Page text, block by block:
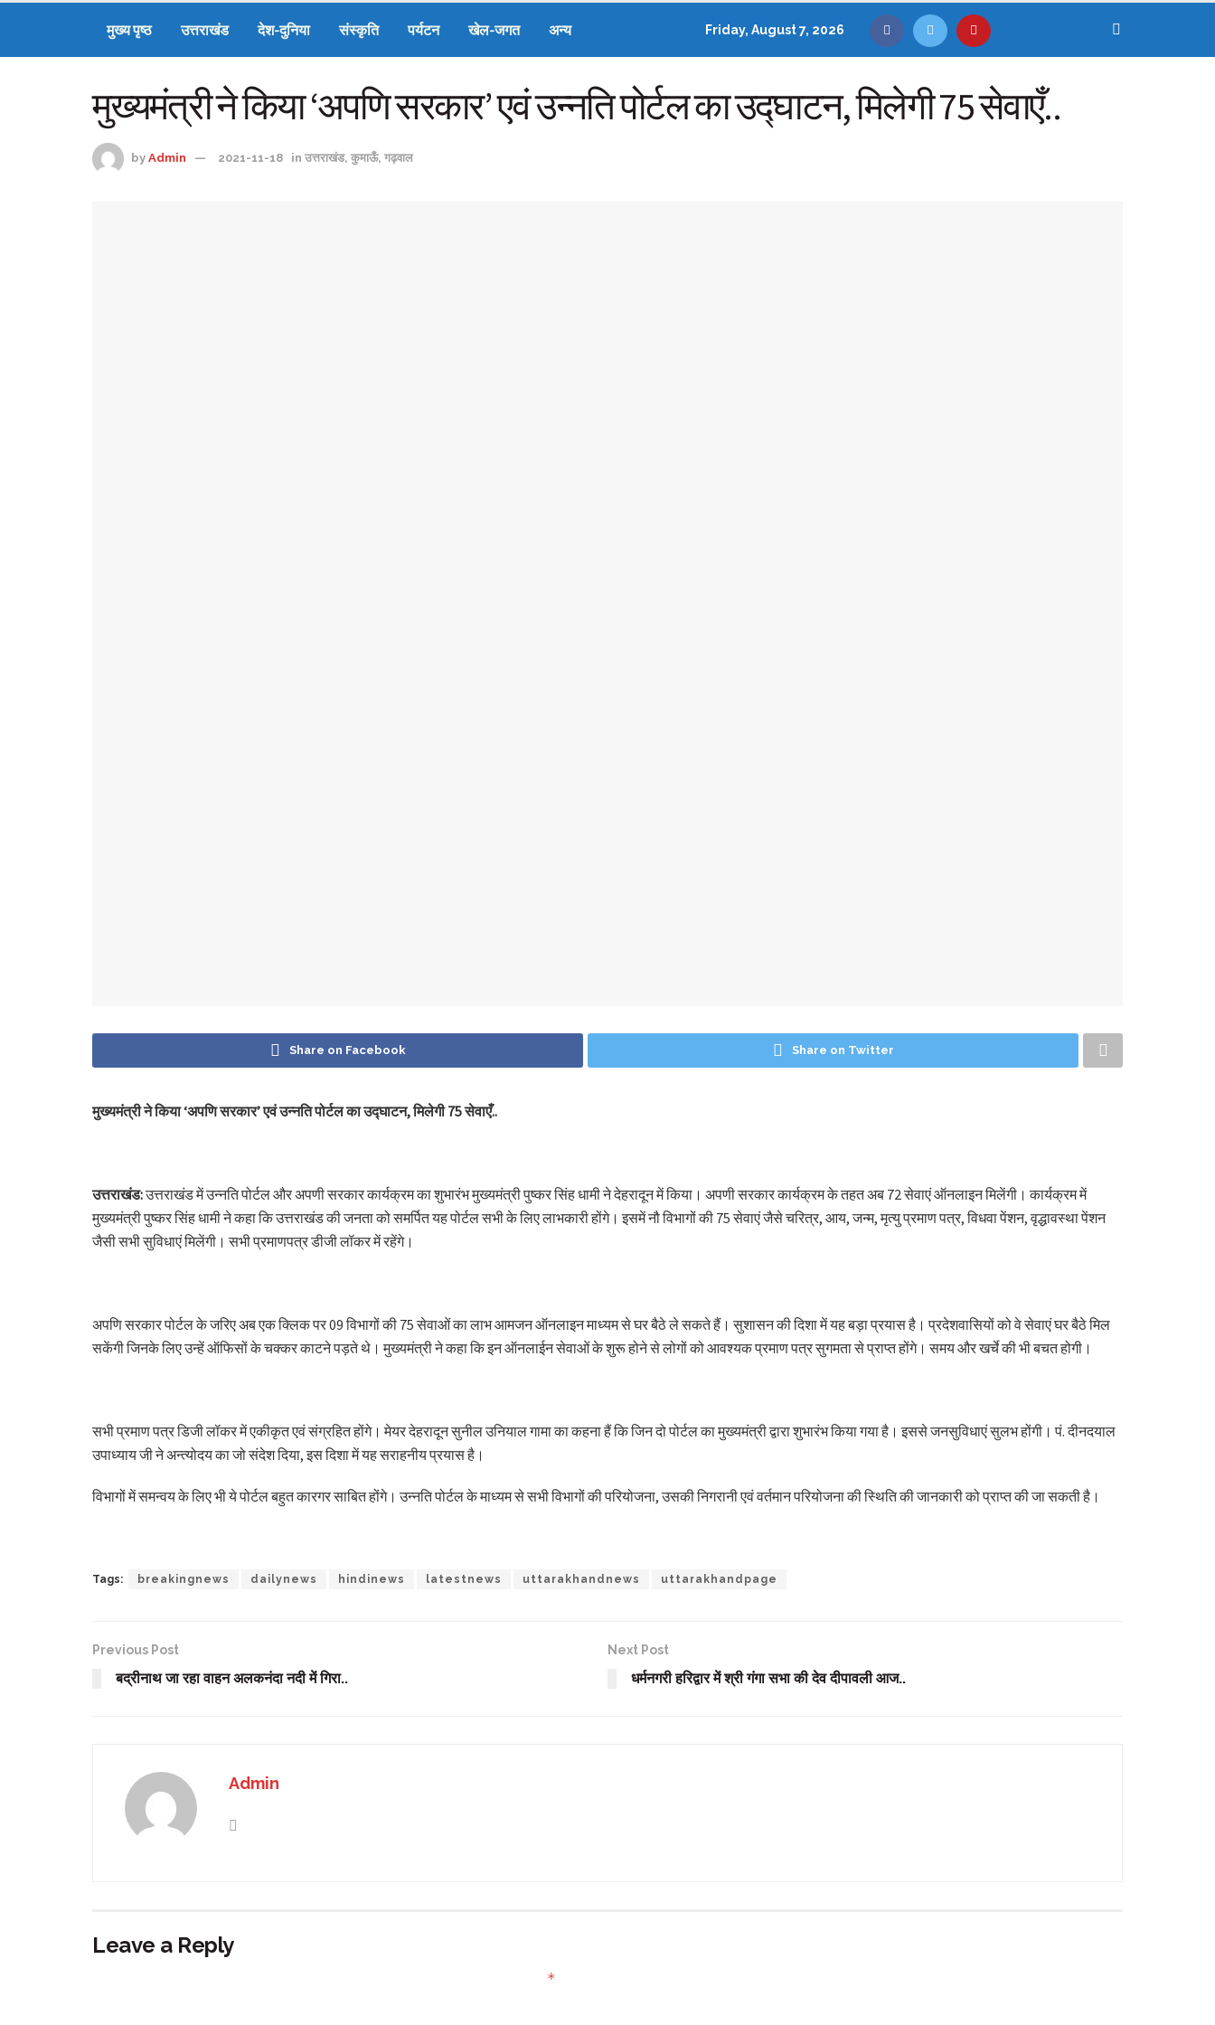
मुख्य पृष्ठ उत्तराखंड देश-दुनिया संस्कृति पर्यटन खेल-जगत अन्य Friday, August 7, 2026
मुख्यमंत्री ने किया ‘अपणि सरकार’ एवं उन्नति पोर्टल का उद्घाटन, मिलेगी 75 सेवाएँ..
by Admin 2021-11-18 in उत्तराखंड, कुमाऊँ, गढ़वाल
Share on Facebook Share on Twitter
मुख्यमंत्री ने किया ‘अपणि सरकार’ एवं उन्नति पोर्टल का उद्घाटन, मिलेगी 75 सेवाएँ..
उत्तराखंड:उत्तराखंड में उन्नति पोर्टल और अपणी सरकार कार्यक्रम का शुभारंभ मुख्यमंत्री पुष्कर सिंह धामी ने देहरादून में किया। अपणी सरकार कार्यक्रम के तहत अब 72 सेवाएं ऑनलाइन मिलेंगी। कार्यक्रम में
मुख्यमंत्री पुष्कर सिंह धामी ने कहा कि उत्तराखंड की जनता को समर्पित यह पोर्टल सभी के लिए लाभकारी होंगे। इसमें नौ विभागों की 75 सेवाएं जैसे चरित्र, आय, जन्म, मृत्यु प्रमाण पत्र, विधवा पेंशन, वृद्धावस्था पेंशन
जैसी सभी सुविधाएं मिलेंगी। सभी प्रमाणपत्र डीजी लॉकर में रहेंगे।
अपणि सरकार पोर्टल के जरिए अब एक क्लिक पर 09 विभागों की 75 सेवाओं का लाभ आमजन ऑनलाइन माध्यम से घर बैठे ले सकते हैं। सुशासन की दिशा में यह बड़ा प्रयास है। प्रदेशवासियों को वे सेवाएं घर बैठे मिल
सकेंगी जिनके लिए उन्हें ऑफिसों के चक्कर काटने पड़ते थे। मुख्यमंत्री ने कहा कि इन ऑनलाईन सेवाओं के शुरू होने से लोगों को आवश्यक प्रमाण पत्र सुगमता से प्राप्त होंगे। समय और खर्चे की भी बचत होगी।
सभी प्रमाण पत्र डिजी लॉकर में एकीकृत एवं संग्रहित होंगे। मेयर देहरादून सुनील उनियाल गामा का कहना हैं कि जिन दो पोर्टल का मुख्यमंत्री द्वारा शुभारंभ किया गया है। इससे जनसुविधाएं सुलभ होंगी। पं. दीनदयाल
उपाध्याय जी ने अन्त्योदय का जो संदेश दिया, इस दिशा में यह सराहनीय प्रयास है।
विभागों में समन्वय के लिए भी ये पोर्टल बहुत कारगर साबित होंगे। उन्नति पोर्टल के माध्यम से सभी विभागों की परियोजना, उसकी निगरानी एवं वर्तमान परियोजना की स्थिति की जानकारी को प्राप्त की जा सकती है।
Tags: breakingnews dailynews hindinews latestnews uttarakhandnews uttarakhandpage
Previous Post
बद्रीनाथ जा रहा वाहन अलकनंदा नदी में गिरा..
Next Post
धर्मनगरी हरिद्वार में श्री गंगा सभा की देव दीपावली आज..
Admin
Leave a Reply
*